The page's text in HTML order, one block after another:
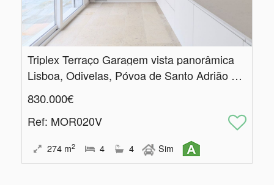
Triplex Terraço Garagem vista panorâmica
Lisboa, Odivelas, Póvoa de Santo Adrião e Olival Basto
830.000€
Ref: MOR020V
274 m2 4 4 Sim